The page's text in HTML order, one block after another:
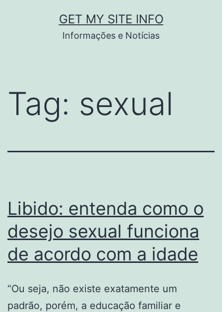
GET MY SITE INFO
Informações e Notícias
Tag: sexual
Libido: entenda como o
desejo sexual funciona
de acordo com a idade
“Ou seja, não existe exatamente um
padrão, porém, a educação familiar e